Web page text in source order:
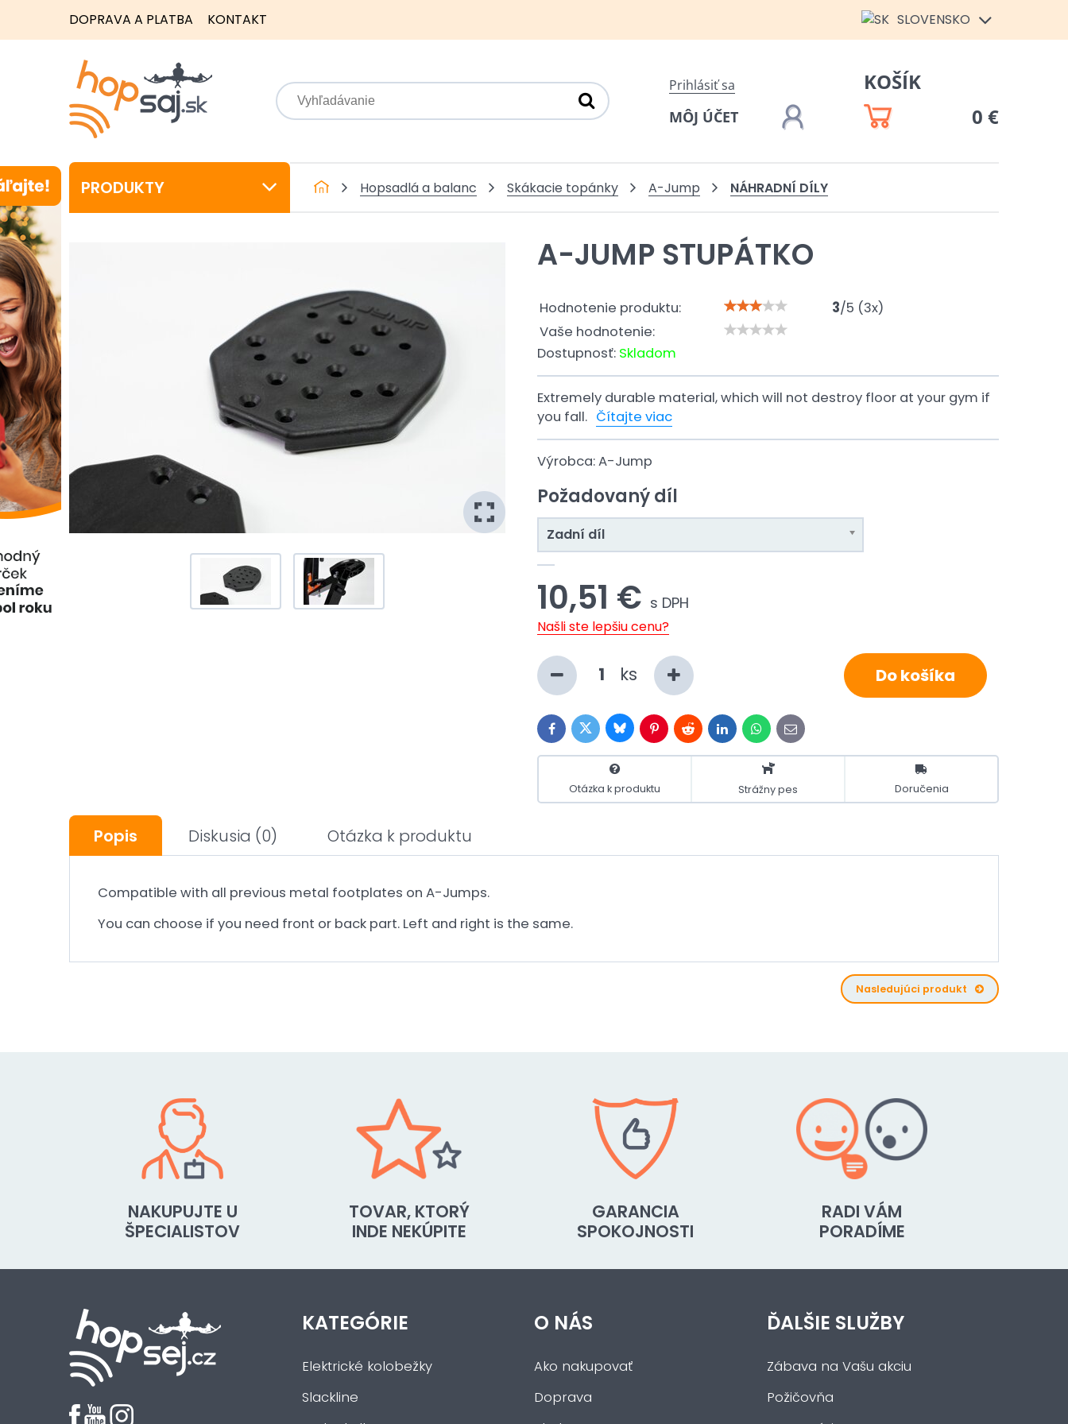
DOPRAVA A PLATBA KONTAKT SLOVENSKO
Prihlásiť sa
MÔJ ÚČET
KOŠÍK
0 €
PRODUKTY Hopsadlá a balanc Skákacie topánky A-Jump NÁHRADNÍ DÍLY
A-JUMP STUPÁTKO
Hodnotenie produktu: 3/5 (3x)
Vaše hodnotenie:
Dostupnosť: Skladom
Extremely durable material, which will not destroy floor at your gym if
you fall. Čítajte viac
Výrobca:A-Jump
Požadovaný díl
Zadní díl
10,51 € s DPH
Našli ste lepšiu cenu?
ks Do košíka
FacebookTwitterBlueskyPinterestRedditLinkedInWhatsApp
E-
mail
Otázka k produktu Strážny pes Doručenia
Popis Diskusia (0) Otázka k produktu
Compatible with all previous metal footplates on A-Jumps.
You can choose if you need front or back part. Left and right is the same.
Nasledujúci produkt
NAKUPUJTE U
ŠPECIALISTOV
TOVAR, KTORÝ
INDE NEKÚPITE
GARANCIA
SPOKOJNOSTI
RADI VÁM
PORADÍME
KATEGÓRIE
Elektrické kolobežky
Slackline
O NÁS
Ako nakupovať
Doprava
ĎALŠIE SLUŽBY
Zábava na Vašu akciu
Požičovňa